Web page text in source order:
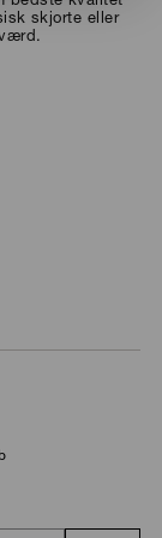
skjorte eller